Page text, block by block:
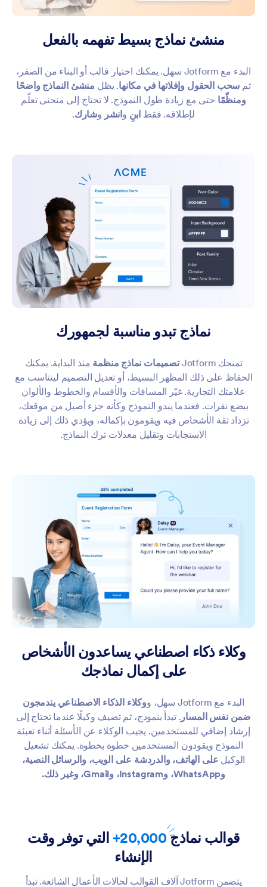
منشئ نماذج بسيط تفهمه بالفعل
البدء مع Jotform سهل. يمكنك اختيار قالب أو البناء من الصفر،
ثم سحب الحقول وإفلاتها في مكانها. يظل منشئ النماذج واضحًا
ومنظّمًا حتى مع زيادة طول النموذج. لا تحتاج إلى منحنى تعلّم
لإطلاقه. فقط ابنِ وانشر وشارك.
نماذج تبدو مناسبة لجمهورك
تمنحك Jotform تصميمات نماذج منظمة منذ البداية. يمكنك
الحفاظ على ذلك المظهر البسيط، أو تعديل التصميم ليتناسب مع
علامتك التجارية. غيّر المسافات والأقسام والخطوط والألوان
ببضع نقرات. فعندما يبدو النموذج وكأنه جزء أصيل من موقعك،
تزداد ثقة الأشخاص فيه ويقومون بإكماله، ويؤدي ذلك إلى زيادة
الاستجابات وتقليل معدلات ترك النماذج.
وكلاء ذكاء اصطناعي يساعدون الأشخاص
على إكمال نماذجك
البدء مع Jotform سهل، و
وكلاء الذكاء الاصطناعي يندمجون
ضمن نفس المسار . تبدأ بنموذج، ثم تضيف وكيلًا عندما تحتاج إلى
إرشاد إضافي للمستخدمين. يجيب الوكلاء عن الأسئلة أثناء تعبئة
النموذج ويقودون المستخدمين خطوة بخطوة. يمكنك تشغيل
الوكيل على الهاتف، والدردشة على الويب، والرسائل النصية،
وWhatsApp، وInstagram، وGmail، وغير ذلك.
قوالب نماذج20,000+ التي توفر وقت
الإنشاء
يتضمن Jotform آلاف القوالب لحالات الأعمال الشائعة. تبدأ